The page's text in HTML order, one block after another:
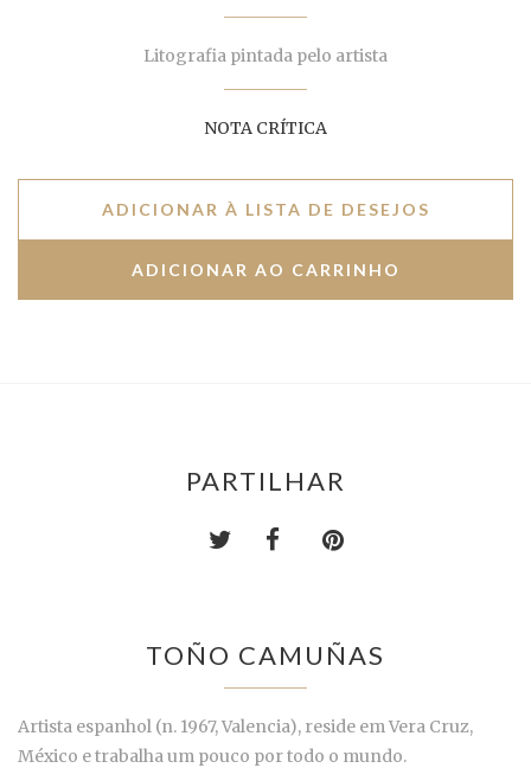
Litografia pintada pelo artista
NOTA CRÍTICA
ADICIONAR À LISTA DE DESEJOS
PARTILHAR
TOÑO CAMUÑAS
Artista espanhol (n. 1967, Valencia), reside em Vera Cruz,
México e trabalha um pouco por todo o mundo.